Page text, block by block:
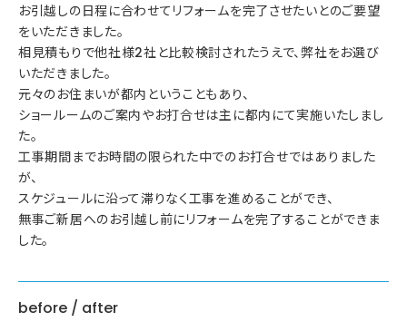
お引越しの日程に合わせてリフォームを完了させたいとのご要望
をいただきました。
相見積もりで他社様2社と比較検討されたうえで、弊社をお選び
いただきました。
元々のお住まいが都内ということもあり、
ショールームのご案内やお打合せは主に都内にて実施いたしまし
た。
工事期間までお時間の限られた中でのお打合せではありました
が、
スケジュールに沿って滞りなく工事を進めることができ、
無事ご新居へのお引越し前にリフォームを完了することができま
した。
before / after